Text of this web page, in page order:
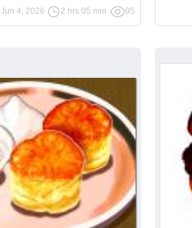
Jun 4, 2026
2 hrs 05 min 95